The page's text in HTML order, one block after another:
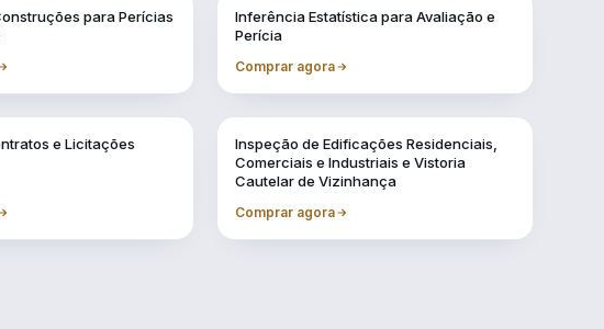
para Perícias
Inferência Estatística para Avaliação e
Perícia
Comprar agora
e Licitações
Inspeção de Edificações Residenciais,
Comerciais e Industriais e Vistoria
Cautelar de Vizinhança
Comprar agora